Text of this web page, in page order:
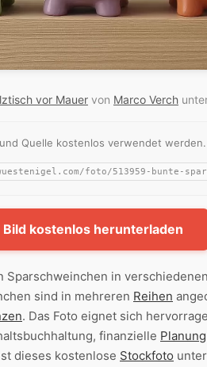
vor Mauer von Marco Verch
Quelle kostenlos verwendet werden.
Bild kostenlos herunterladen
Sparschweinchen in
sind in mehreren Reihen
. Das Foto eignet sich
finanzielle Planung
dieses kostenlose Stockfoto